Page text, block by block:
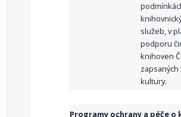
služeb, v
podporu
knihoven
kultury.
Programy ochrany a péče